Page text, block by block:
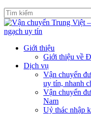
Giới thiệu
Giới thiệu về
Dịch vụ
Vận chuyển
uy tín, nhanh
Vận chuyển
Nam
Uỷ thác nhập